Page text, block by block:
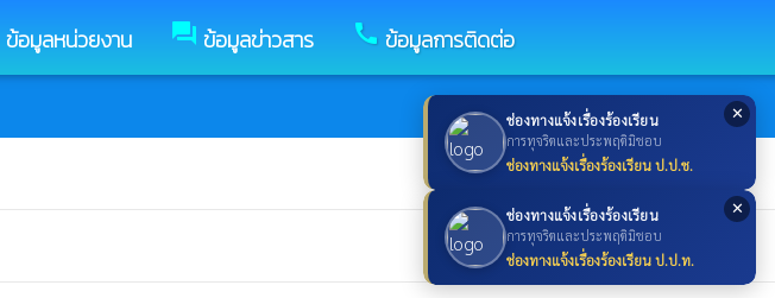
✕
ช่องทางแจ้งเรื่องร้องเรียน
การทุจริตและประพฤติมิชอบ
ช่องทางแจ้งเรื่องร้องเรียน ป.ป.ช.
✕
ช่องทางแจ้งเรื่องร้องเรียน
การทุจริตและประพฤติมิชอบ
ช่องทางแจ้งเรื่องร้องเรียน ป.ป.ท.
ข้อมูลหน่วยงาน forum ข้อมูลข่าวสาร call ข้อมูลการติดต่อ